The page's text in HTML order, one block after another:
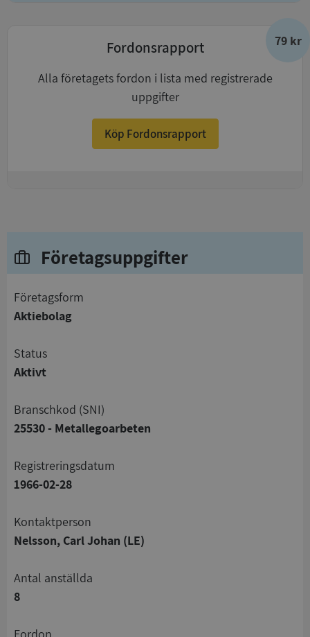
79 kr
Fordonsrapport
Alla företagets fordon i lista med registrerade
uppgifter
Köp Fordonsrapport
Företagsuppgifter
företagsform
Aktiebolag
status
Aktivt
branschkod (SNI)
25530 - Metallegoarbeten
registreringsdatum
1966-02-28
Kontaktperson
Nelsson, Carl Johan (LE)
Antal anställda
8